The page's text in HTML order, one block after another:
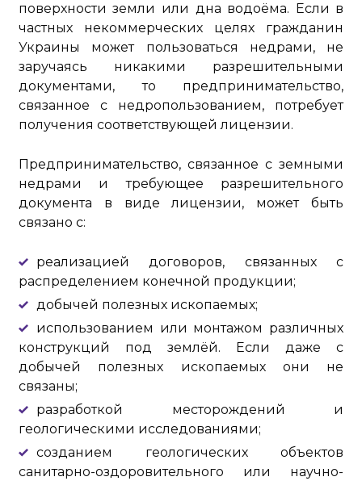
поверхности земли или дна водоёма. Если в
частных некоммерческих целях гражданин
Украины может пользоваться недрами, не
заручаясь никакими разрешительными
документами, то предпринимательство,
связанное с недропользованием, потребует
получения соответствующей лицензии.
Предпринимательство, связанное с земными
недрами и требующее разрешительного
документа в виде лицензии, может быть
связано с:
реализацией договоров, связанных с
распределением конечной продукции;
добычей полезных ископаемых;
использованием или монтажом различных
конструкций под землёй. Если даже с
добычей полезных ископаемых они не
связаны;
разработкой месторождений и
геологическими исследованиями;
созданием геологических объектов
санитарно-оздоровительного или научно-